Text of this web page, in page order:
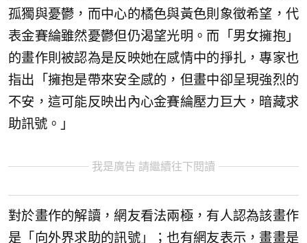
孤獨與憂鬱，而中心的橘色與黃色則象徵希望，代
表金賽綸雖然憂鬱但仍渴望光明。而「男女擁抱」
的畫作則被認為是反映她在感情中的掙扎，專家也
指出「擁抱是帶來安全感的，但畫中卻呈現強烈的
不安，這可能反映出內心金賽綸壓力巨大，暗藏求
助訊號。」
我是廣告 請繼續往下閱讀
對於畫作的解讀，網友看法兩極，有人認為該畫作
是「向外界求助的訊號」；也有網友表示，畫畫是